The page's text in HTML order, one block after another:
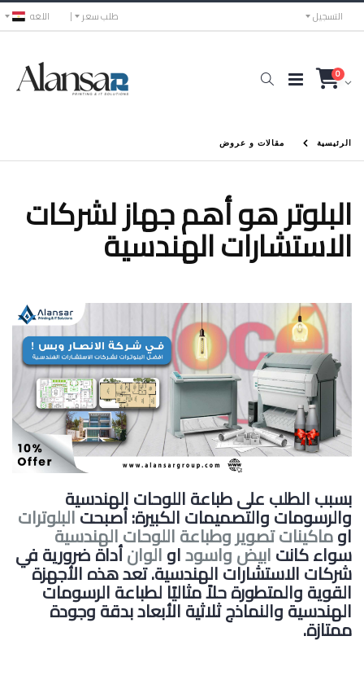
اللغه طلب سعر التسجيل
0
الرئيسية مقالات و عروض
البلوتر هو أهم جهاز لشركات
الاستشارات الهندسية
بسبب الطلب على طباعة اللوحات الهندسية
والرسومات والتصميمات الكبيرة: أصبحتالبلوترات
اوماكينات تصوير وطباعة اللوحات الهندسية
سواء كانتابيض واسوداوالوانأداة ضرورية في
شركات الاستشارات الهندسية. تعد هذه الأجهزة
القوية والمتطورة حلاً مثاليًا لطباعة الرسومات
الهندسية والنماذج ثلاثية الأبعاد بدقة وجودة
ممتازة.